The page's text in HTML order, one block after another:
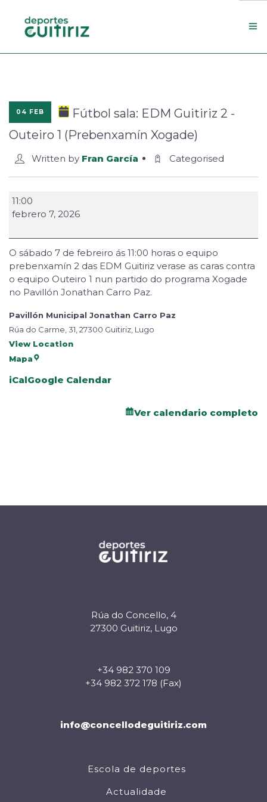
Actualidade
Contacto
Concello
04 FEB
Fútbol sala: EDM Guitiriz 2 -
Outeiro 1 (Prebenxamín Xogade)
Written by Fran García Categorised
11:00
febrero 7, 2026
O sábado 7 de febreiro ás 11:00 horas o equipo
prebenxamín 2 das EDM Guitiriz verase as caras contra
o equipo Outeiro 1 nun partido do programa Xogade
no Pavillón Jonathan Carro Paz.
Pavillón Municipal Jonathan Carro Paz
Rúa do Carme, 31, 27300 Guitiriz, Lugo
View Location
Mapa
iCalGoogle Calendar
Ver calendario completo
Rúa do Concello, 4
27300 Guitiriz, Lugo
+34 982 370 109
+34 982 372 178 (Fax)
info@concellodeguitiriz.com
Escola de deportes
Actualidade